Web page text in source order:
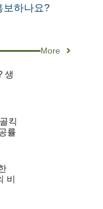
보하나요?
More
생
킥
률
비